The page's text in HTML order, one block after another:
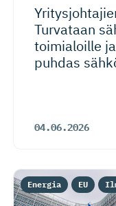
Turvataan
toimialoille
puhdas
04.06.2026
Energia EU